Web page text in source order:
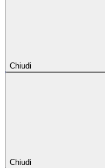
Chiudi
Chiudi